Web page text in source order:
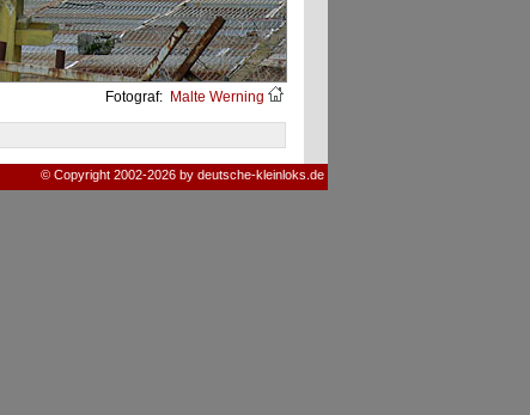
Fotograf: Malte Werning
© Copyright 2002-2026 by deutsche-kleinloks.de